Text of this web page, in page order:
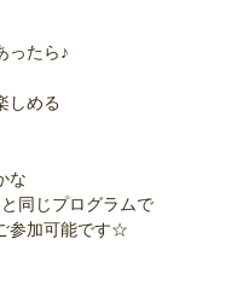
ったら♪
しめる
な
同じプログラムで
参加可能です☆